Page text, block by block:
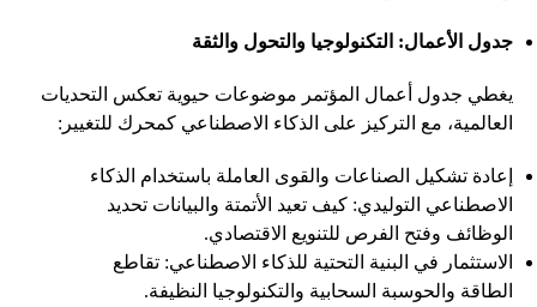
جدول الأعمال: التكنولوجيا والتحول والثقة
يغطي جدول أعمال المؤتمر موضوعات حيوية تعكس التحديات
العالمية، مع التركيز على الذكاء الاصطناعي كمحرك للتغيير:
إعادة تشكيل الصناعات والقوى العاملة باستخدام الذكاء
الاصطناعي التوليدي: كيف تعيد الأتمتة والبيانات تحديد
الوظائف وفتح الفرص للتنويع الاقتصادي.
الاستثمار في البنية التحتية للذكاء الاصطناعي: تقاطع
الطاقة والحوسبة السحابية والتكنولوجيا النظيفة.